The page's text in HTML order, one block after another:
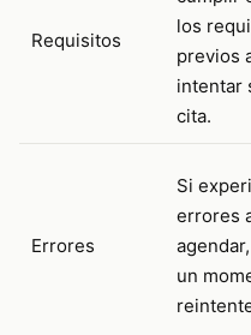
Requisitos
los
previos
intentar
cita.
Errores
Si
errores
un